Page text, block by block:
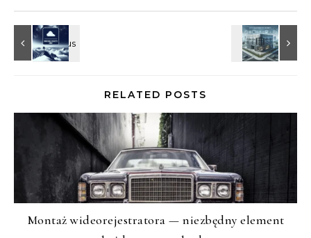
RELATED POSTS
Montaż wideorejestratora — niezbędny element